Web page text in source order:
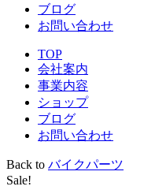
ブログ
お問い合わせ
TOP
会社案内
事業内容
ショップ
ブログ
お問い合わせ
Back to バイクパーツ
Sale!